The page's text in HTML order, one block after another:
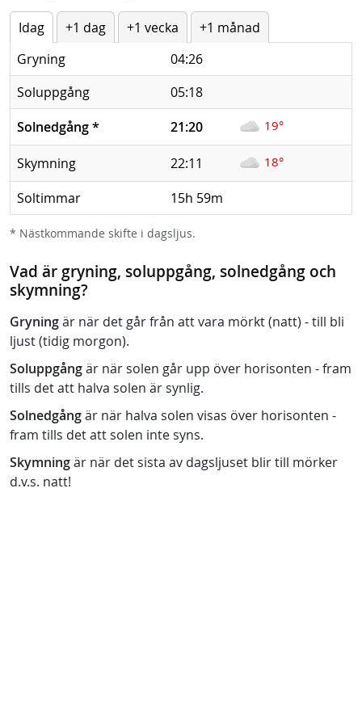
Idag +1 dag +1 vecka
+1 månad
Gryning
04:26
Soluppgång
05:18
Solnedgång* 21:20 19°
Skymning 22:11 18°
Soltimmar 15h 59m
* Nästkommande skifte i dagsljus.
Vad är gryning, soluppgång, solnedgång och
skymning?
Gryningär när det går från att vara mörkt (natt) - till bli
ljust (tidig morgon).
Soluppgångär när solen går upp över horisonten - fram
tills det att halva solen är synlig.
Solnedgångär när halva solen visas över horisonten -
fram tills det att solen inte syns.
Skymningär när det sista av dagsljuset blir till mörker
d.v.s. natt!